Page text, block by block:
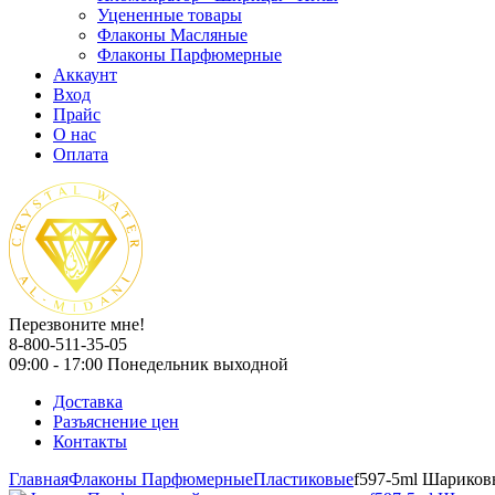
Уцененные товары
Флаконы Масляные
Флаконы Парфюмерные
Аккаунт
Вход
Прайс
О нас
Оплата
Перезвоните мне!
8-800-511-35-05
09:00 - 17:00 Понедельник выходной
Доставка
Разъяснение цен
Контакты
ГлавнаяФлаконы ПарфюмерныеПластиковыеf597-5ml